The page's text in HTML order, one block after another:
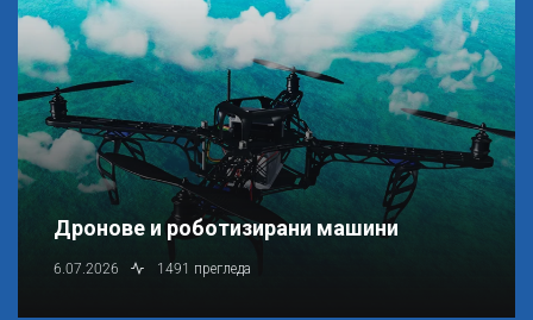
Дронове и роботизирани машини
6.07.2026 1491 прегледа